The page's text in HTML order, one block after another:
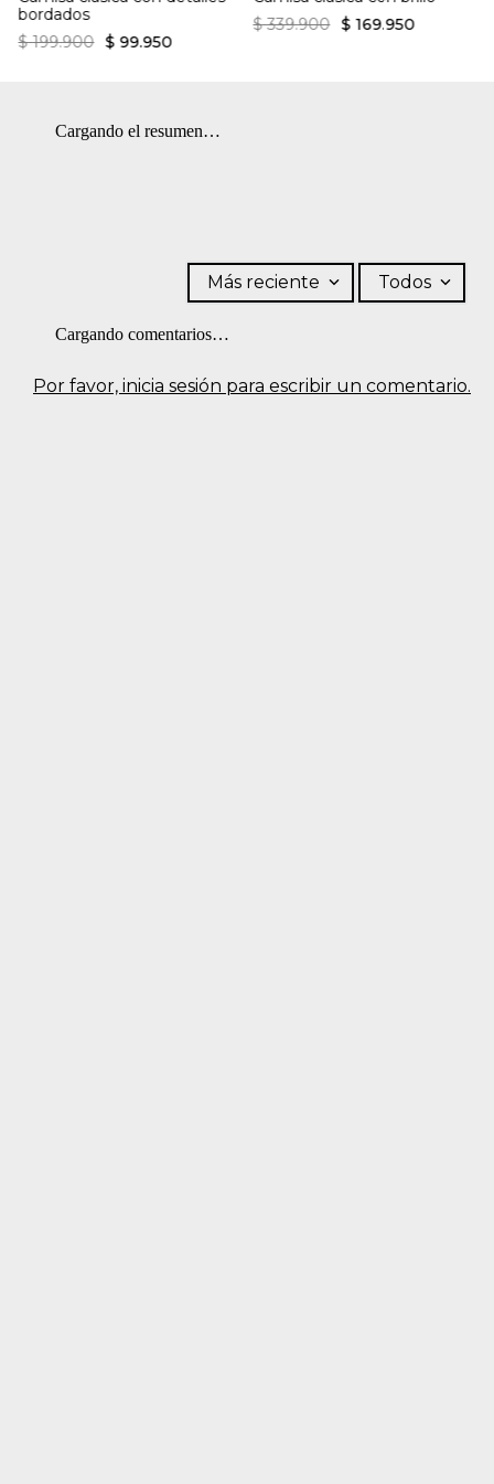
bordados
$ 199.900 $ 99.950
$ 339.900 $ 169.950
Cargando el resumen…
Por favor, inicia sesión para escribir un comentario.
Más reciente Todos
Cargando comentarios…